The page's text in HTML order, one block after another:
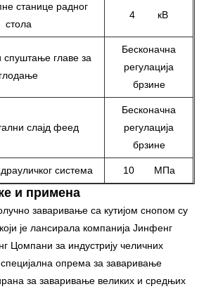
станице радног
стола
4 кВ
главе за
глодање
Бесконачна
регулација
брзине
слајд феед
Бесконачна
регулација
брзине
система 10 МПа
и примена
заваривање са кутијом снопом су
је лансирала компанија Јинфенг
Цомпани за индустрију челичних
специјална опрема за заваривање
за заваривање великих и средњих